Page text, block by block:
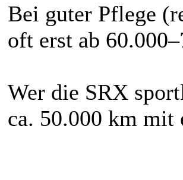
Bei guter Pflege
oft erst ab
Wer die SRX
ca. 50.000 km mit